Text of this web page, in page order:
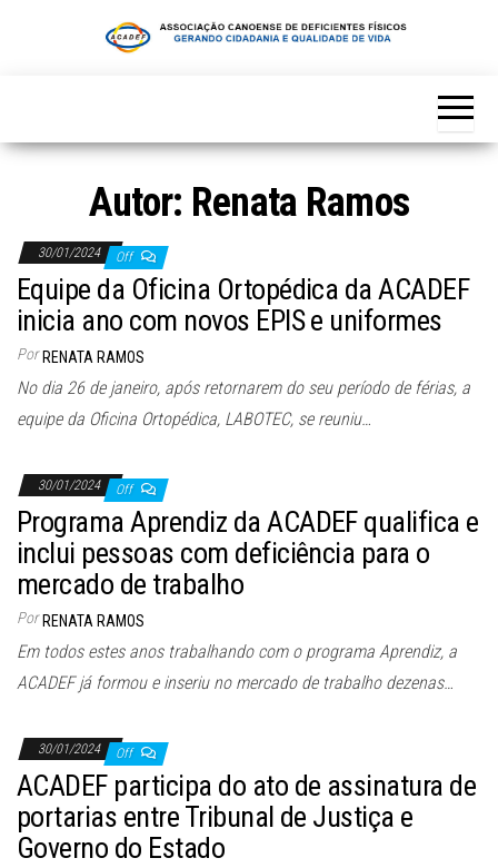
Autor: Renata Ramos
30/01/2024 Off
Equipe da Oficina Ortopédica da ACADEF
inicia ano com novos EPIS e uniformes
Por RENATA RAMOS
No dia 26 de janeiro, após retornarem do seu período de férias, a
equipe da Oficina Ortopédica, LABOTEC, se reuniu…
30/01/2024 Off
Programa Aprendiz da ACADEF qualifica e
inclui pessoas com deficiência para o
mercado de trabalho
Por RENATA RAMOS
Em todos estes anos trabalhando com o programa Aprendiz, a
ACADEF já formou e inseriu no mercado de trabalho dezenas…
30/01/2024 Off
ACADEF participa do ato de assinatura de
portarias entre Tribunal de Justiça e
Governo do Estado